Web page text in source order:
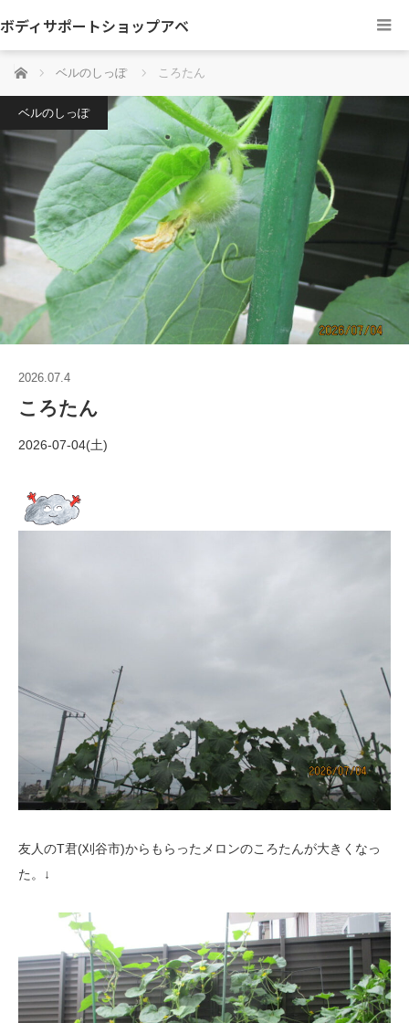
ボディサポートショップアベ
ホーム ベルのしっぽ ころたん
ベルのしっぽ
2026.07.4
ころたん
2026-07-04(土)
友人のT君(刈谷市)からもらったメロンのころたんが大きくなっ
た。↓